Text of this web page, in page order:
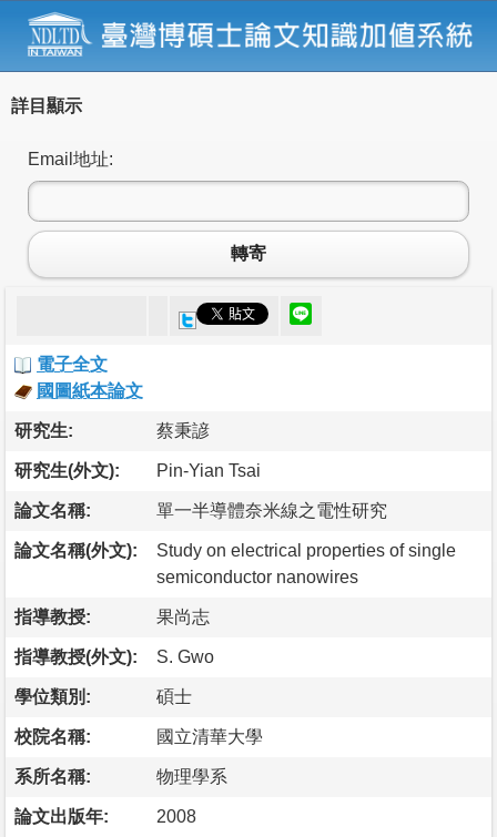
詳目顯示
Email地址:
轉寄
電子全文
國圖紙本論文
研究生: 蔡秉諺
研究生(外文): Pin-Yian Tsai
論文名稱: 單一半導體奈米線之電性研究
論文名稱(外文):
Study on electrical properties of single
semiconductor nanowires
指導教授: 果尚志
指導教授(外文): S. Gwo
學位類別: 碩士
校院名稱: 國立清華大學
系所名稱: 物理學系
論文出版年: 2008